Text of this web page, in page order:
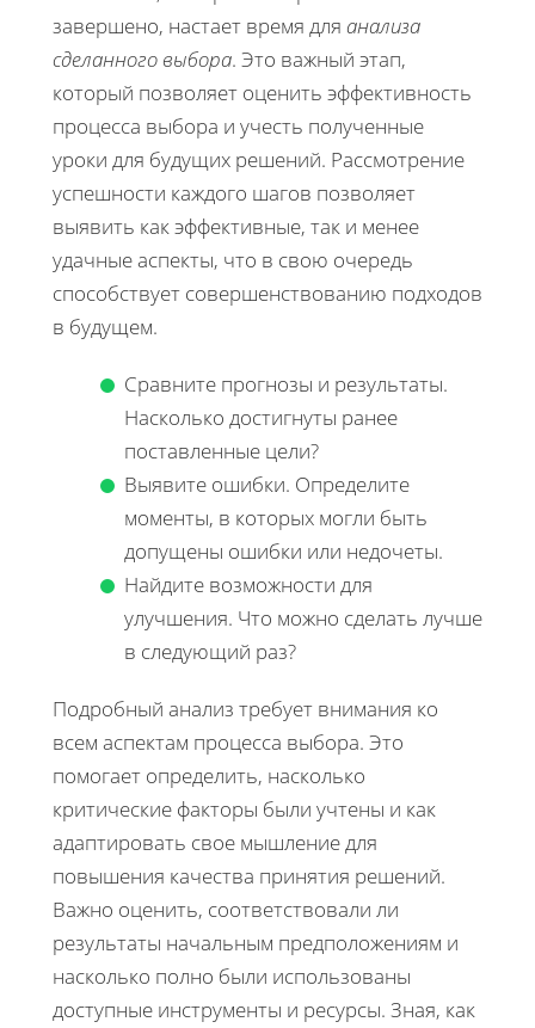
завершено, настает время для анализа
сделанного выбора. Это важный этап,
который позволяет оценить эффективность
процесса выбора и учесть полученные
уроки для будущих решений. Рассмотрение
успешности каждого шагов позволяет
выявить как эффективные, так и менее
удачные аспекты, что в свою очередь
способствует совершенствованию подходов
в будущем.
Сравните прогнозы и результаты.
Насколько достигнуты ранее
поставленные цели?
Выявите ошибки. Определите
моменты, в которых могли быть
допущены ошибки или недочеты.
Найдите возможности для
улучшения. Что можно сделать лучше
в следующий раз?
Подробный анализ требует внимания ко
всем аспектам процесса выбора. Это
помогает определить, насколько
критические факторы были учтены и как
адаптировать свое мышление для
повышения качества принятия решений.
Важно оценить, соответствовали ли
результаты начальным предположениям и
насколько полно были использованы
доступные инструменты и ресурсы. Зная, как